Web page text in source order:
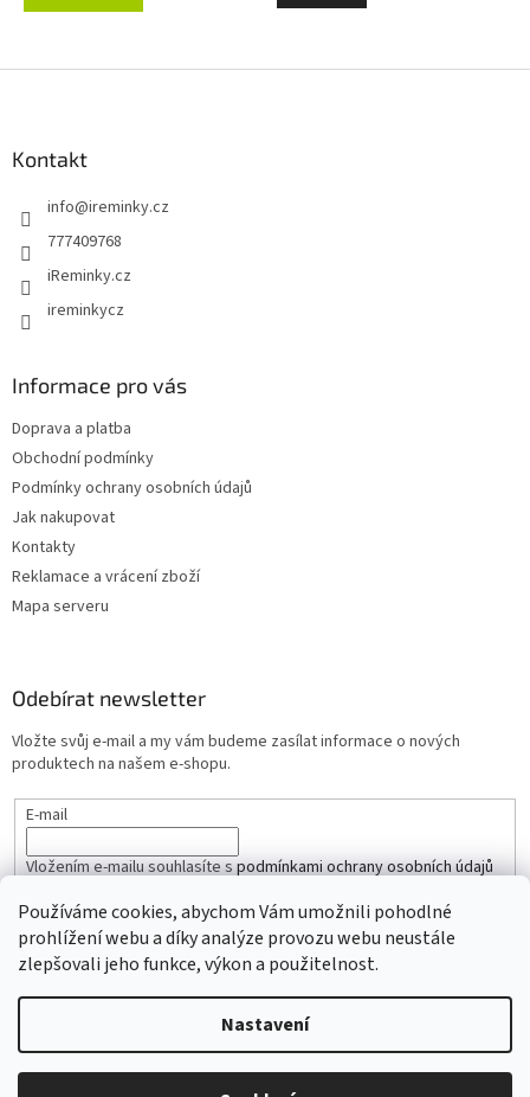
Používáme cookies, abychom Vám umožnili pohodlné
prohlížení webu a díky analýze provozu webu neustále
zlepšovali jeho funkce, výkon a použitelnost.
Nastavení
Kontakt
info@ireminky.cz
777409768
iReminky.cz
ireminkycz
Informace pro vás
Doprava a platba
Obchodní podmínky
Podmínky ochrany osobních údajů
Jak nakupovat
Kontakty
Reklamace a vrácení zboží
Mapa serveru
Odebírat newsletter
Vložte svůj e-mail a my vám budeme zasílat informace o nových
produktech na našem e-shopu.
E-mail
Vložením e-mailu souhlasíte spodmínkami ochrany osobních údajů
PŘIHLÁSIT SE
Vytvořil Shoptet